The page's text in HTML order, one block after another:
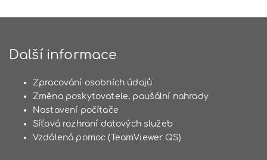
Další informace
Zpracování osobních údajů
Změna poskytovatele, paušální nahrady
Nastavení počítače
Síťová rozhraní datových služeb
Vzdálená pomoc (TeamViewer QS)